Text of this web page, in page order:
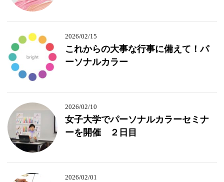
2026/02/15
これからの大事な行事に備えて！パ
ーソナルカラー
2026/02/10
女子大学でパーソナルカラーセミナ
ーを開催 ２日目
2026/02/01